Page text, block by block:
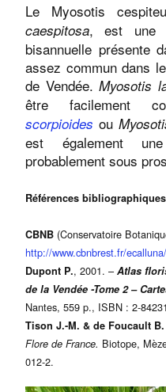
Le Myosotis
caespitosa, est une
bisannuelle présente
assez commun dans
de Vendée.Myosotis
être facilement
scorpioides ou
est également
probablement sous
Références
CBNB (Conservatoire
http://www.cbnbrest.fr/ecalluna/
Dupont P., 2001. – Atlas
de la Vendée -Tome 2 –
Nantes, 559 p., ISBN : 2-
Tison J.-M. & de Foucault B.
Flore de France. Biotope,
012-2.